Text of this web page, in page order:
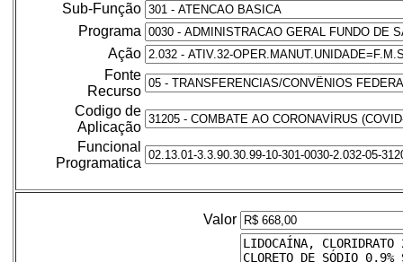
Sub-Função
Programa
Ação
Fonte
Recurso
Codigo de
Aplicação
Funcional
Programatica
Valor